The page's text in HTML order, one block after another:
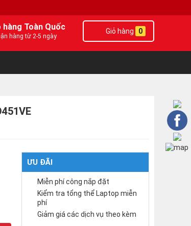
hàng Toàn Quốc
hàng từ 2-5 ngày
Giỏ hàng 0
ƯU ĐÃI
Miễn phí công nắp đặt
Kiểm tra tổng thể Laptop miễn
phí
Giảm giá các dịch vụ theo kèm